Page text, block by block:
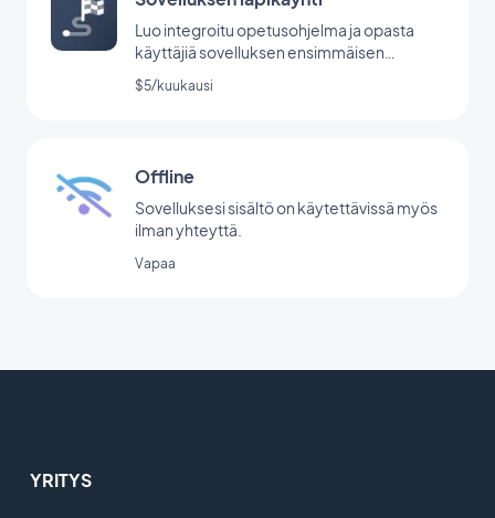
Luo integroitu opetusohjelma ja opasta
käyttäjiä sovelluksen ensimmäisen
käynnistyksen aikana.
$5/kuukausi
Offline
Sovelluksesi sisältö on käytettävissä myös
ilman yhteyttä.
Vapaa
YRITYS